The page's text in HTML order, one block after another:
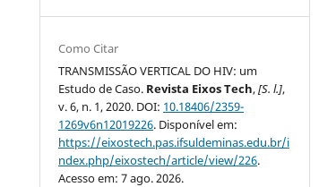
Como Citar
TRANSMISSÃO VERTICAL DO HIV: um
Estudo de Caso. Revista Eixos Tech,[S. l.],
v. 6, n. 1, 2020. DOI: 10.18406/2359-
1269v6n12019226. Disponível em:
https://eixostech.pas.ifsuldeminas.edu.br/i
ndex.php/eixostech/article/view/226.
Acesso em: 7 ago. 2026.